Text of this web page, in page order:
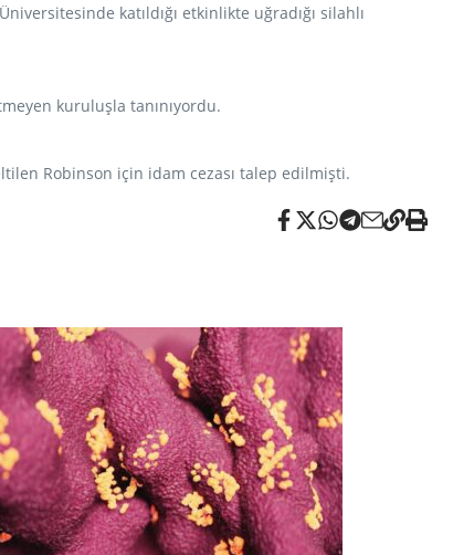
katıldığı etkinlikte uğradığı silahlı
kuruluşla tanınıyordu.
Robinson için idam cezası talep edilmişti.